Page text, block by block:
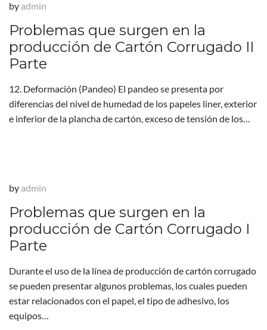
by admin
Problemas que surgen en la
producción de Cartón Corrugado II
Parte
12. Deformación (Pandeo) El pandeo se presenta por
diferencias del nivel de humedad de los papeles liner, exterior
e inferior de la plancha de cartón, exceso de tensión de los…
by admin
Problemas que surgen en la
producción de Cartón Corrugado I
Parte
Durante el uso de la línea de producción de cartón corrugado
se pueden presentar algunos problemas, los cuales pueden
estar relacionados con el papel, el tipo de adhesivo, los
equipos…